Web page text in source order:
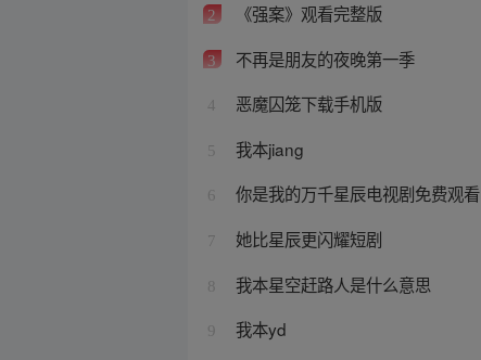
2 《强案》观看完整版
3 不再是朋友的夜晚第一季
4 恶魔囚笼下载手机版
5 我本jiang
6 你是我的万千星辰电视剧免费观看
7 她比星辰更闪耀短剧
8 我本星空赶路人是什么意思
9 我本yd